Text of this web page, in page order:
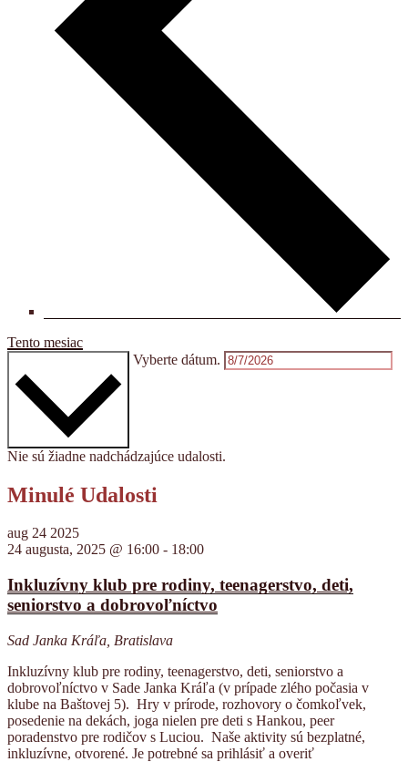
Tento mesiac
Vyberte dátum.
Nie sú žiadne nadchádzajúce udalosti.
Minulé Udalosti
aug 24 2025
24 augusta, 2025 @ 16:00 - 18:00
Inkluzívny klub pre rodiny, teenagerstvo, deti,
seniorstvo a dobrovoľníctvo
Sad Janka Kráľa, Bratislava
Inkluzívny klub pre rodiny, teenagerstvo, deti, seniorstvo a
dobrovoľníctvo v Sade Janka Kráľa (v prípade zlého počasia v
klube na Baštovej 5). Hry v prírode, rozhovory o čomkoľvek,
posedenie na dekách, joga nielen pre deti s Hankou, peer
poradenstvo pre rodičov s Luciou. Naše aktivity sú bezplatné,
inkluzívne, otvorené. Je potrebné sa prihlásiť a overiť